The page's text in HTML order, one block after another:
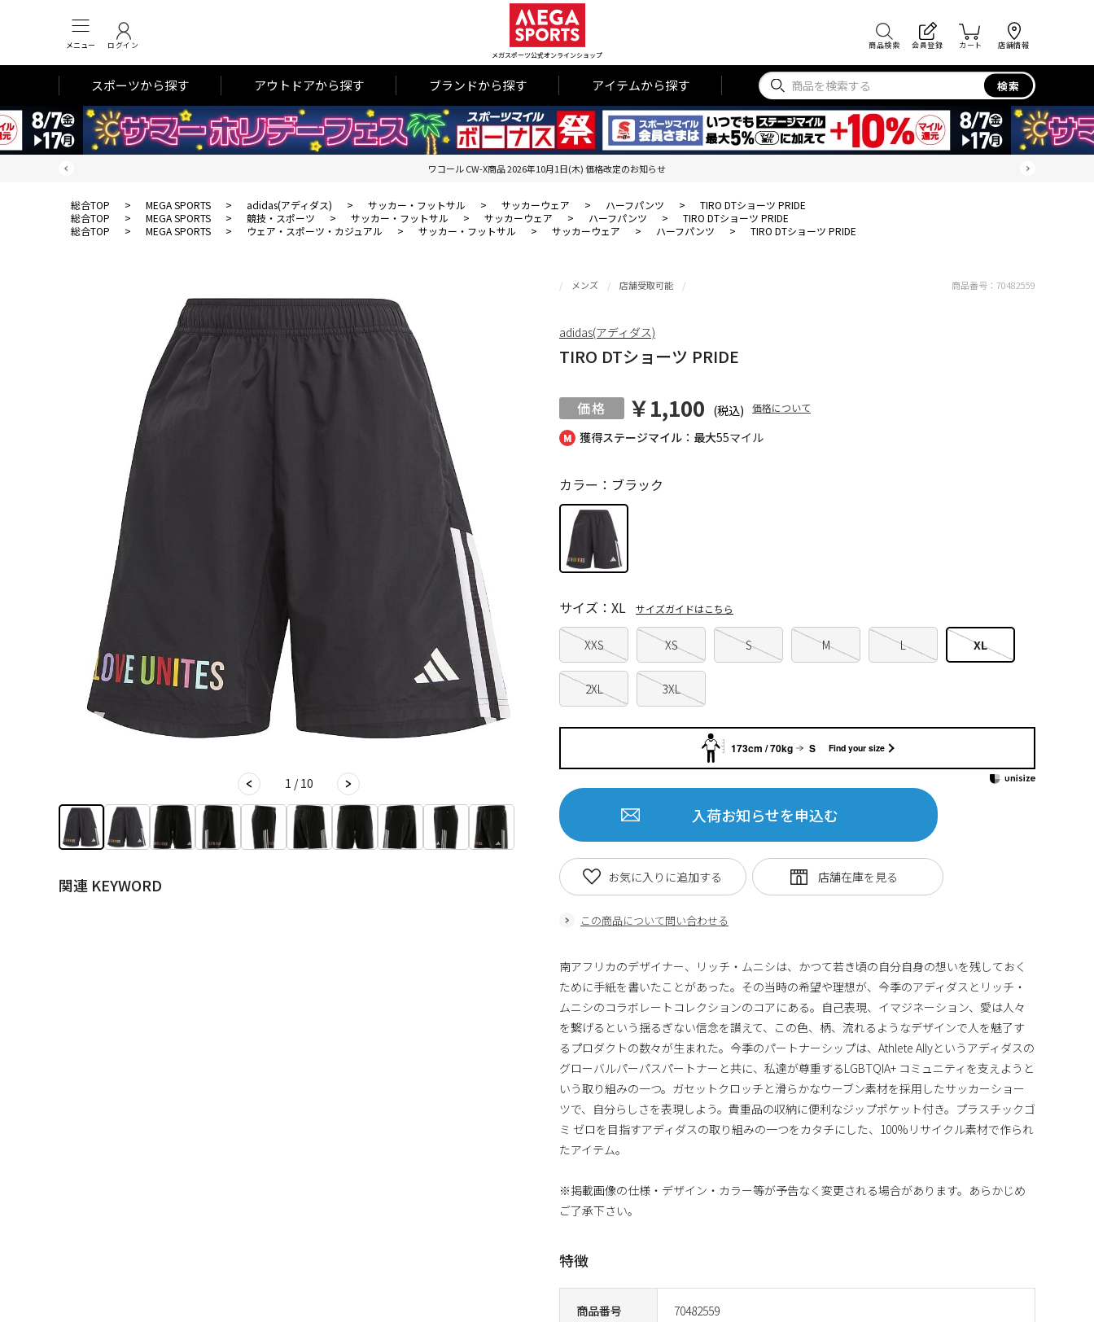
メニュー ログイン
メガスポーツ公式オンラインショップ
商品検索 会員登録 カート 店舗情報
スポーツから探す アウトドアから探す ブランドから探す アイテムから探す 検索
ワコール CW-X商品 2026年10月1日(木) 価格改定のお知らせ
総合TOP > MEGA SPORTS > adidas(アディダス) > サッカー・フットサル > サッカーウェア > ハーフパンツ >
TIRO DTショーツ PRIDE
総合TOP
> MEGA SPORTS > 競技・スポーツ > サッカー・フットサル > サッカーウェア > ハーフパンツ >
TIRO DTショーツ PRIDE
総合TOP
> MEGA SPORTS > ウェア・スポーツ・カジュアル > サッカー・フットサル > サッカーウェア > ハーフパンツ > TIRO DTショーツ PRIDE
1 / 10
関連 KEYWORD
獲得ステージマイル：最大55マイル
メンズ 店舗受取可能
TIRO DTショーツ PRIDE
￥1,100 (税込) 価格について
商品番号 70482559
カラー：ブラック
XXS XS S M L XL
2XL 3XL
サイズ：XL サイズガイドはこちら
入荷お知らせを申込む
この商品について問い合わせる
お気に入りに追加する
商品番号： 70482559
adidas(アディダス)
南アフリカのデザイナー、リッチ・ムニシは、かつて若き頃の自分自身の想いを残しておく
ために手紙を書いたことがあった。その当時の希望や理想が、今季のアディダスとリッチ・
ムニシのコラボレートコレクションのコアにある。自己表現、イマジネーション、愛は人々
を繋げるという揺るぎない信念を讃えて、この色、柄、流れるようなデザインで人を魅了す
るプロダクトの数々が生まれた。今季のパートナーシップは、Athlete Allyというアディダスの
グローバルパーパスパートナーと共に、私達が尊重するLGBTQIA+ コミュニティを支えようと
いう取り組みの一つ。ガセットクロッチと滑らかなウーブン素材を採用したサッカーショー
ツで、自分らしさを表現しよう。貴重品の収納に便利なジップポケット付き。プラスチックゴ
ミ ゼロを目指すアディダスの取り組みの一つをカタチにした、100%リサイクル素材で作られ
たアイテム。
※掲載画像の仕様・デザイン・カラー等が予告なく変更される場合があります。あらかじめ
ご了承下さい。
特徴
173cm / 70kg S Find your size